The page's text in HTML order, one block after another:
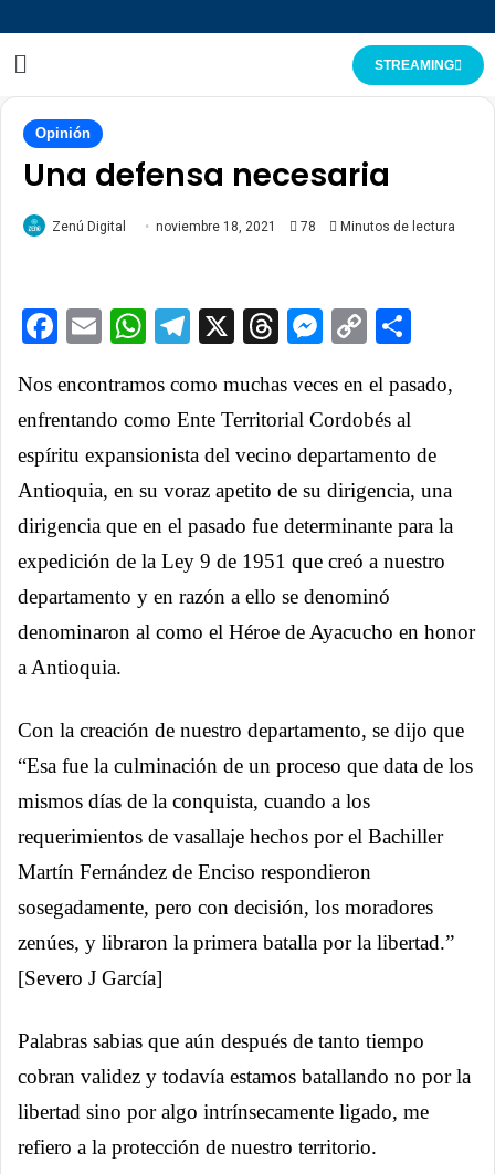
STREAMING
Opinión
Una defensa necesaria
Zenú Digital noviembre 18, 2021 78 Minutos de lectura
Facebook
EmailWhatsApp
Telegram
X ThreadsCopy
Nos encontramos como muchas veces en el pasado,
enfrentando como Ente Territorial Cordobés al
espíritu expansionista del vecino departamento de
Antioquia, en su voraz apetito de su dirigencia, una
dirigencia que en el pasado fue determinante para la
expedición de la Ley 9 de 1951 que creó a nuestro
departamento y en razón a ello se denominó
denominaron al como el Héroe de Ayacucho en honor
a Antioquia.
Con la creación de nuestro departamento, se dijo que
“Esa fue la culminación de un proceso que data de los
mismos días de la conquista, cuando a los
requerimientos de vasallaje hechos por el Bachiller
Martín Fernández de Enciso respondieron
sosegadamente, pero con decisión, los moradores
zenúes, y libraron la primera batalla por la libertad.”
[Severo J García]
Palabras sabias que aún después de tanto tiempo
cobran validez y todavía estamos batallando no por la
libertad sino por algo intrínsecamente ligado, me
refiero a la protección de nuestro territorio.